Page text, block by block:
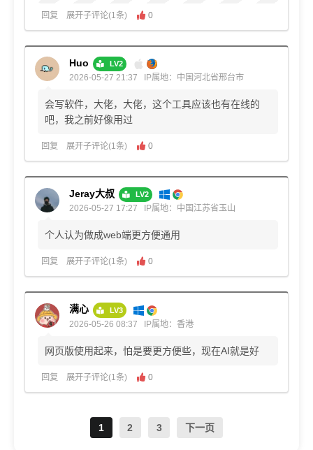
回复 展开子评论(1条) 0
Huo LV2
2026-05-27 21:37 IP属地：中国河北省邢台市
会写软件，大佬，大佬，这个工具应该也有在线的
吧，我之前好像用过
回复 展开子评论(1条) 0
Jeray大叔 LV2
2026-05-27 17:27 IP属地：中国江苏省玉山
个人认为做成web端更方便通用
回复 展开子评论(1条) 0
满心 LV3
2026-05-26 08:37 IP属地：香港
网页版使用起来，怕是要更方便些，现在AI就是好
回复 展开子评论(1条) 0
1 2 3 下一页